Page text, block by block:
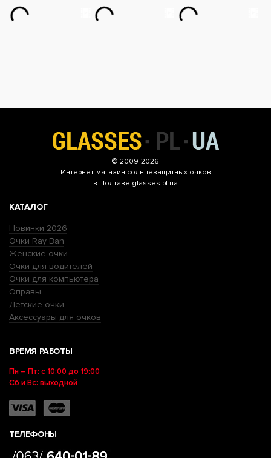
© 2009-2026
Интернет-магазин солнцезащитных очков
в Полтаве glasses.pl.ua
КАТАЛОГ
Новинки 2026
Очки Ray Ban
Женские очки
Очки для водителей
Очки для компьютера
Оправы
Детские очки
Аксессуары для очков
ВРЕМЯ РАБОТЫ
Пн – Пт: с 10:00 до 19:00
Сб и Вс: выходной
ТЕЛЕФОНЫ